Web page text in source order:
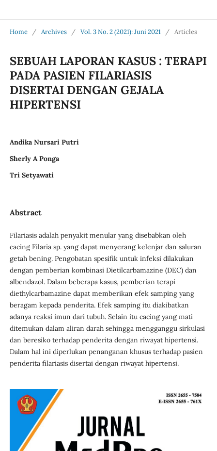
Home / Archives / Vol. 3 No. 2 (2021): Juni 2021 / Articles
SEBUAH LAPORAN KASUS : TERAPI
PADA PASIEN FILARIASIS
DISERTAI DENGAN GEJALA
HIPERTENSI
Andika Nursari Putri
Sherly A Ponga
Tri Setyawati
Abstract
Filariasis adalah penyakit menular yang disebabkan oleh
cacing Filaria sp. yang dapat menyerang kelenjar dan saluran
getah bening. Pengobatan spesifik untuk infeksi dilakukan
dengan pemberian kombinasi Dietilcarbamazine (DEC) dan
albendazol. Dalam beberapa kasus, pemberian terapi
diethylcarbamazine dapat memberikan efek samping yang
beragam kepada penderita. Efek samping itu diakibatkan
adanya reaksi imun dari tubuh. Selain itu cacing yang mati
ditemukan dalam aliran darah sehingga mengganggu sirkulasi
dan beresiko terhadap penderita dengan riwayat hipertensi.
Dalam hal ini diperlukan penanganan khusus terhadap pasien
penderita filariasis disertai dengan riwayat hipertensi.